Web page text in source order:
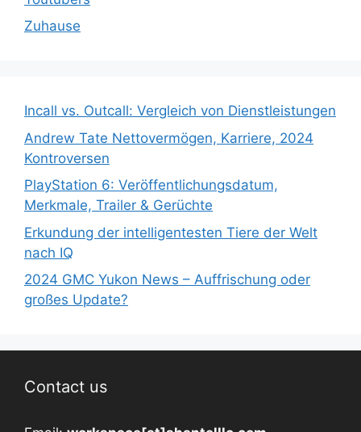
Zuhause
Incall vs. Outcall: Vergleich von Dienstleistungen
Andrew Tate Nettovermögen, Karriere, 2024
Kontroversen
PlayStation 6: Veröffentlichungsdatum,
Merkmale, Trailer & Gerüchte
Erkundung der intelligentesten Tiere der Welt
nach IQ
2024 GMC Yukon News – Auffrischung oder
großes Update?
Contact us